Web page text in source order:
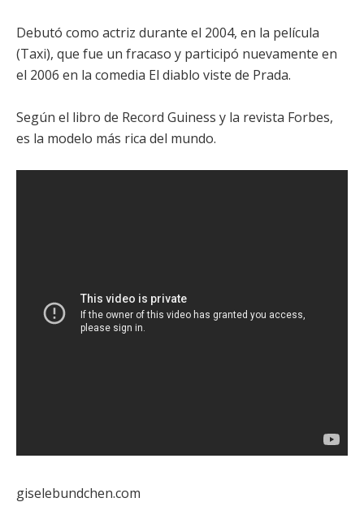
Debutó como actriz durante el 2004, en la película
(Taxi), que fue un fracaso y participó nuevamente en
el 2006 en la comedia El diablo viste de Prada.
Según el libro de Record Guiness y la revista Forbes,
es la modelo más rica del mundo.
giselebundchen.com